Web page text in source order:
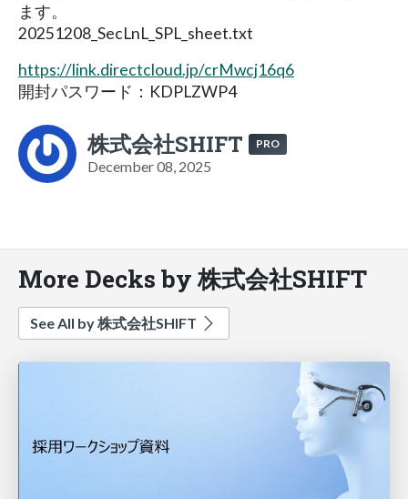
ます。
20251208_SecLnL_SPL_sheet.txt
https://link.directcloud.jp/crMwcj16q6
開封パスワード：KDPLZWP4
株式会社SHIFT PRO
December 08, 2025
More Decks by 株式会社SHIFT
See All by 株式会社SHIFT